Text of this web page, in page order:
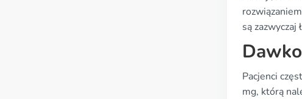
są zazwyczaj
Pacjenci
mg, którą